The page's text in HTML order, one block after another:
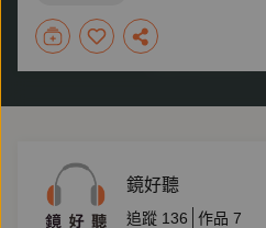
鏡好聽
追蹤 136 作品 7